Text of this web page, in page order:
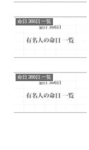
命日 366日 一覧
命日 366日 一覧